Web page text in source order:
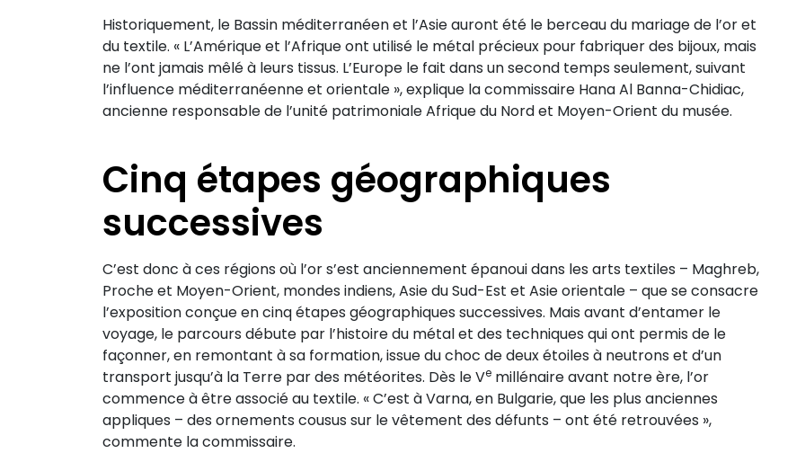
Historiquement, le Bassin méditerranéen et l’Asie auront été le berceau du mariage de l’or et
du textile. « L’Amérique et l’Afrique ont utilisé le métal précieux pour fabriquer des bijoux, mais
ne l’ont jamais mêlé à leurs tissus. L’Europe le fait dans un second temps seulement, suivant
l’influence méditerranéenne et orientale », explique la commissaire Hana Al Banna-Chidiac,
ancienne responsable de l’unité patrimoniale Afrique du Nord et Moyen-Orient du musée.
Cinq étapes géographiques
successives
C’est donc à ces régions où l’or s’est anciennement épanoui dans les arts textiles – Maghreb,
Proche et Moyen-Orient, mondes indiens, Asie du Sud-Est et Asie orientale – que se consacre
l’exposition conçue en cinq étapes géographiques successives. Mais avant d’entamer le
voyage, le parcours débute par l’histoire du métal et des techniques qui ont permis de le
façonner, en remontant à sa formation, issue du choc de deux étoiles à neutrons et d’un
transport jusqu’à la Terre par des météorites. Dès le Ve millénaire avant notre ère, l’or
commence à être associé au textile. « C’est à Varna, en Bulgarie, que les plus anciennes
appliques – des ornements cousus sur le vêtement des défunts – ont été retrouvées »,
commente la commissaire.